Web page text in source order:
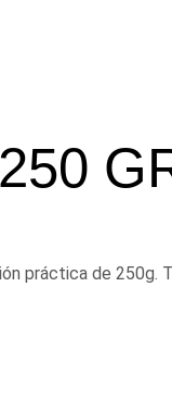
práctica de